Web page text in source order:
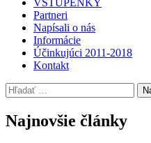
VSTUPENKY
Partneri
Napísali o nás
Informácie
Účinkujúci 2011-2018
Kontakt
Hľadať:
Najnovšie články